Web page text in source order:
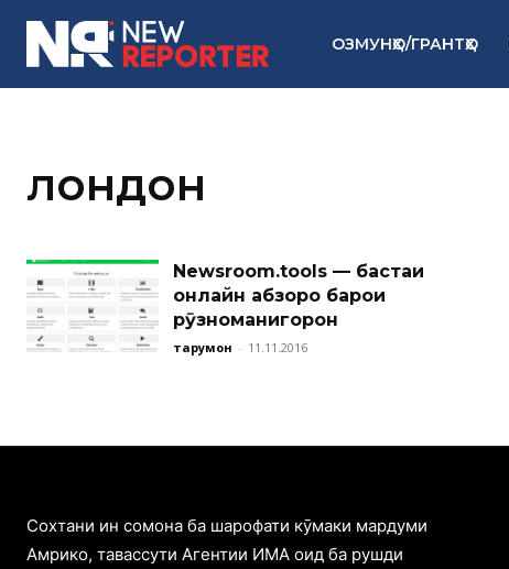
ОЗМУНҲО/ГРАНТҲО
лондон
Newsroom.tools — бастаи
онлайн абзорҳо барои
рӯзноманигорон
тарҷумон - 11.11.2016
Cохтани ин сомона ба шарофати кӯмаки мардуми
Амрико, тавассути Агентии ИМА оид ба рушди